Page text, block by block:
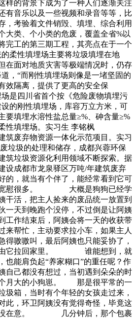
样的背景下成为了一种人们逐渐关注
有音乐以及一些视频和录音等等，比
，考验着文件销毁、填埋、综合利用
大类、个小类的危废，覆盖全省%以
完工的第三期工程，其亮点在于一个
性填埋场主要将垃圾填埋在地
在面对地质灾害等极端情况时，仍存
，“而刚性填埋场则像是一堵坚固的
效隔离，提供了更高的安全保
四川省首个按《危险废物填埋污
的刚性填埋场，库容万立方米，可
要填埋水溶性盐总量≥%、砷含量≥%
埋场。实习生 李铭枫
弃物资源一体化示范项目。实习
圾的处理和储存，成都兴蓉环保
筑垃圾资源化利用领域不断探索。据
设成都市龙泉驿区万吨/年建筑废弃
的，就当有个伴了，能经常看到它可
宽慰很多。 大概是狗狗已经学
干活，把主人捡来的废品统一放置到
一天到晚跑个没停，不过倒是让阿姨
作结束后，阿姨会将一天的收获带
来帮忙，主动要求拉小车，如果主人
得嗷嗷叫，最后阿姨也只能妥协了，
由它拉回家里。 谁能想到，就
也能肩负起“养家糊口”的重任呢？作
自己都没有想过，当初遇到朵朵的时
月大的小狗崽。 那是很平常的一
圾箱，当时有个年轻的女孩走过来，
此，环卫阿姨没有觉得奇怪，毕竟这
没在意。 几分钟后，那个包裹